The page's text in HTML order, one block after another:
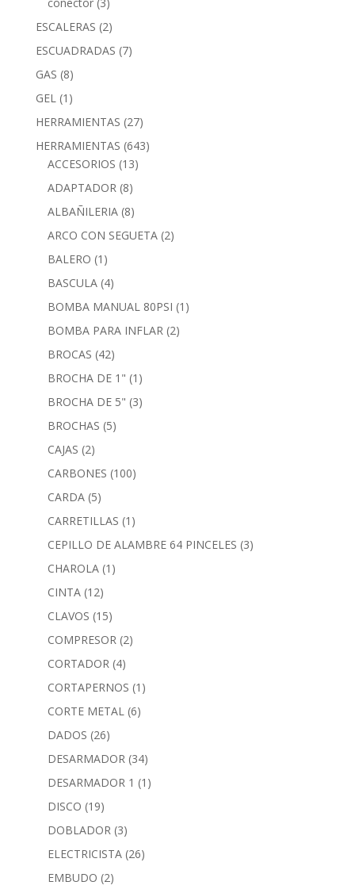
ESCALERAS (2)
ESCUADRADAS (7)
GAS (8)
GEL (1)
HERRAMIENTAS (27)
HERRAMIENTAS (643)
ACCESORIOS (13)
ADAPTADOR (8)
ALBAÑILERIA (8)
ARCO CON SEGUETA (2)
BALERO (1)
BASCULA (4)
BOMBA MANUAL 80PSI (1)
BOMBA PARA INFLAR (2)
BROCAS (42)
BROCHA DE 1" (1)
BROCHA DE 5" (3)
BROCHAS (5)
CAJAS (2)
CARBONES (100)
CARDA (5)
CARRETILLAS (1)
CEPILLO DE ALAMBRE 64 PINCELES (3)
CHAROLA (1)
CINTA (12)
CLAVOS (15)
COMPRESOR (2)
CORTADOR (4)
CORTAPERNOS (1)
CORTE METAL (6)
DADOS (26)
DESARMADOR (34)
DESARMADOR 1 (1)
DISCO (19)
DOBLADOR (3)
ELECTRICISTA (26)
EMBUDO (2)